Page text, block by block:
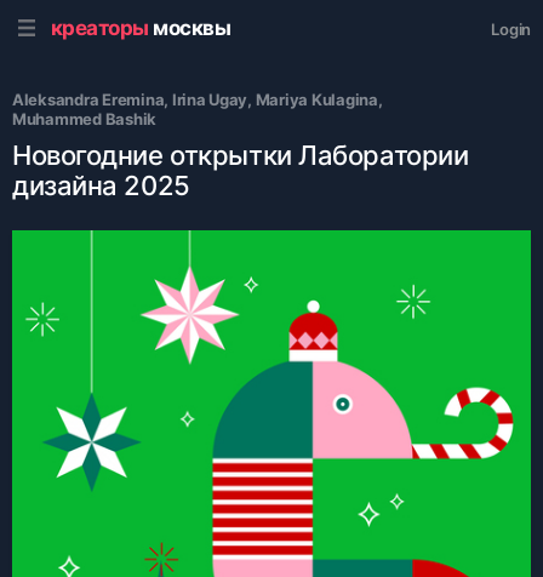
креаторы москвы Login
Aleksandra Eremina, Irina Ugay, Mariya Kulagina,
Muhammed Bashik
Новогодние открытки Лаборатории
дизайна 2025